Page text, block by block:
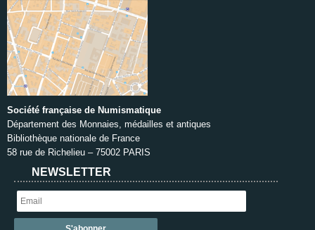
Société française de Numismatique
Département des Monnaies, médailles et antiques
Bibliothèque nationale de France
58 rue de Richelieu – 75002 PARIS
NEWSLETTER